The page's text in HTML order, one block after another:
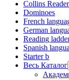
Collins
Dominoes
French
German
Reading
Spanish
Starter b
Весь Каталог